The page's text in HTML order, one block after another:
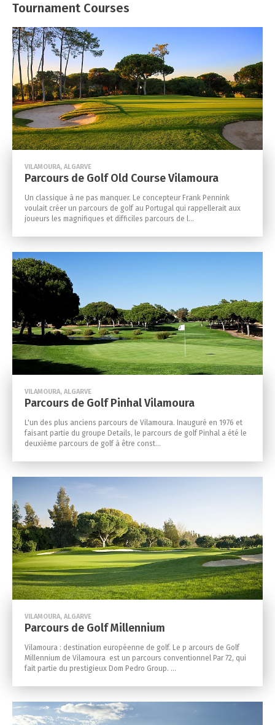
Tournament Courses
VILAMOURA, ALGARVE
Parcours de Golf Old Course Vilamoura
Un classique à ne pas manquer. Le concepteur Frank Pennink
voulait créer un parcours de golf au Portugal qui rappellerait aux
joueurs les magnifiques et difficiles parcours de l...
VILAMOURA, ALGARVE
Parcours de Golf Pinhal Vilamoura
L'un des plus anciens parcours de Vilamoura. Inauguré en 1976 et
faisant partie du groupe Details, le parcours de golf Pinhal a été le
deuxième parcours de golf à être const...
VILAMOURA, ALGARVE
Parcours de Golf Millennium
Vilamoura : destination européenne de golf. Le p arcours de Golf
Millennium de Vilamoura est un parcours conventionnel Par 72, qui
fait partie du prestigieux Dom Pedro Group. ...